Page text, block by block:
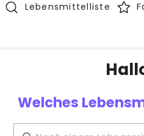
Lebensmittelliste
Welches